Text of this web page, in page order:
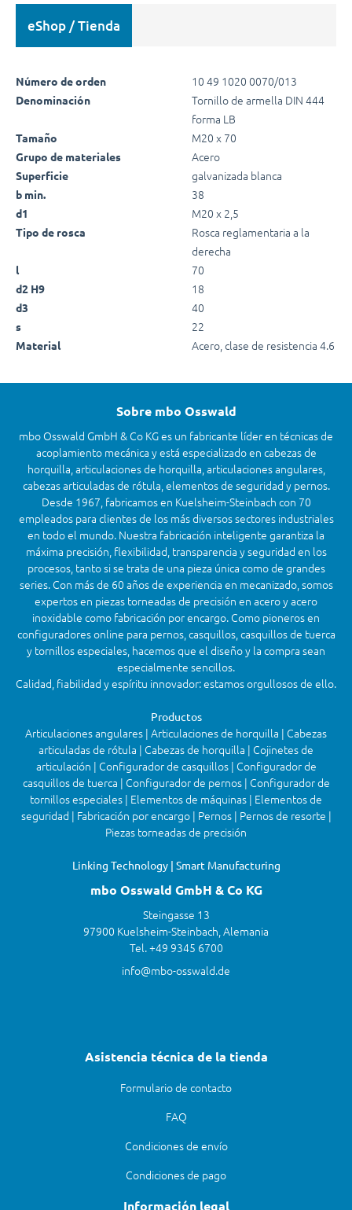
eShop / Tienda
Número de orden 10 49 1020 0070/013
Denominación
Tornillo de armella DIN 444
forma LB
Tamaño M20 x 70
Grupo de materiales Acero
Superficie galvanizada blanca
b min. 38
d1 M20 x 2,5
Tipo de rosca
Rosca reglamentaria a la
derecha
l 70
d2 H9 18
d3 40
s 22
Material Acero, clase de resistencia 4.6
Sobre mbo Osswald
mbo Osswald GmbH & Co KG es un fabricante líder en técnicas de
acoplamiento mecánica y está especializado en cabezas de
horquilla, articulaciones de horquilla, articulaciones angulares,
cabezas articuladas de rótula, elementos de seguridad y pernos.
Desde 1967, fabricamos en Kuelsheim-Steinbach con 70
empleados para clientes de los más diversos sectores industriales
en todo el mundo. Nuestra fabricación inteligente garantiza la
máxima precisión, flexibilidad, transparencia y seguridad en los
procesos, tanto si se trata de una pieza única como de grandes
series. Con más de 60 años de experiencia en mecanizado, somos
expertos en piezas torneadas de precisión en acero y acero
inoxidable como fabricación por encargo. Como pioneros en
configuradores online para pernos, casquillos, casquillos de tuerca
y tornillos especiales, hacemos que el diseño y la compra sean
especialmente sencillos.
Calidad, fiabilidad y espíritu innovador: estamos orgullosos de ello.
Productos
Articulaciones angulares | Articulaciones de horquilla | Cabezas
articuladas de rótula | Cabezas de horquilla | Cojinetes de
articulación | Configurador de casquillos | Configurador de
casquillos de tuerca | Configurador de pernos | Configurador de
tornillos especiales | Elementos de máquinas | Elementos de
seguridad | Fabricación por encargo | Pernos | Pernos de resorte |
Piezas torneadas de precisión
Linking Technology | Smart Manufacturing
mbo Osswald GmbH & Co KG
Steingasse 13
97900 Kuelsheim-Steinbach, Alemania
Tel. +49 9345 6700
info@mbo-osswald.de
Asistencia técnica de la tienda
Formulario de contacto
FAQ
Condiciones de envío
Condiciones de pago
Información legal